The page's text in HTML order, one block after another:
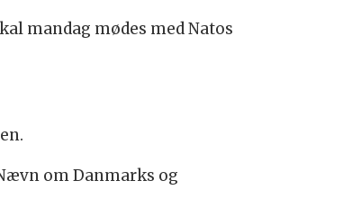
mandag mødes med Natos
om Danmarks og